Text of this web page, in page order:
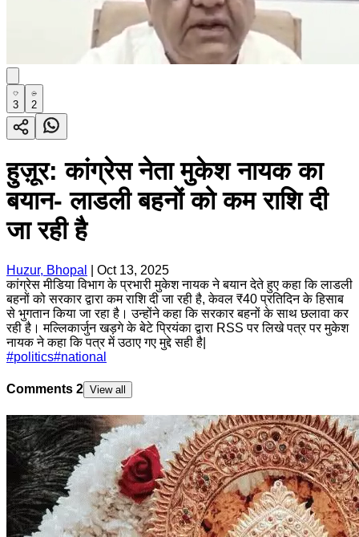
3 2
हुज़ूर: कांग्रेस नेता मुकेश नायक का
बयान- लाडली बहनों को कम राशि दी
जा रही है
Huzur, Bhopal
Oct 13, 2025
कांग्रेस मीडिया विभाग के प्रभारी मुकेश नायक ने बयान देते हुए कहा कि लाडली
बहनों को सरकार द्वारा कम राशि दी जा रही है, केवल ₹40 प्रतिदिन के हिसाब
से भुगतान किया जा रहा है। उन्होंने कहा कि सरकार बहनों के साथ छलावा कर
रही है। मल्लिकार्जुन खड़गे के बेटे प्रियंका द्वारा RSS पर लिखे पत्र पर मुकेश
नायक ने कहा कि पत्र में उठाए गए मुद्दे सही है|
#politics#national
Comments 2 View all